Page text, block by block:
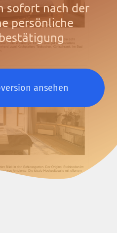
sofort nach der
persönliche
ansehen